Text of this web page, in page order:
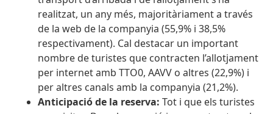
realitzat, un any més, majoritàriament a través
de la web de la companyia (55,9% i 38,5%
respectivament). Cal destacar un important
nombre de turistes que contracten l’allotjament
per internet amb TTO0, AAVV o altres (22,9%) i
per altres canals amb la companyia (21,2%).
Anticipació de la reserva:Tot i que els turistes